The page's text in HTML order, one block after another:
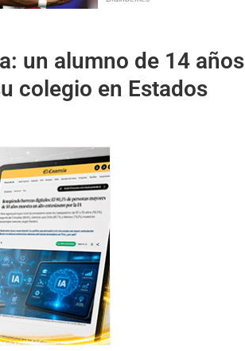
un alumno de 14 años
colegio en Estados